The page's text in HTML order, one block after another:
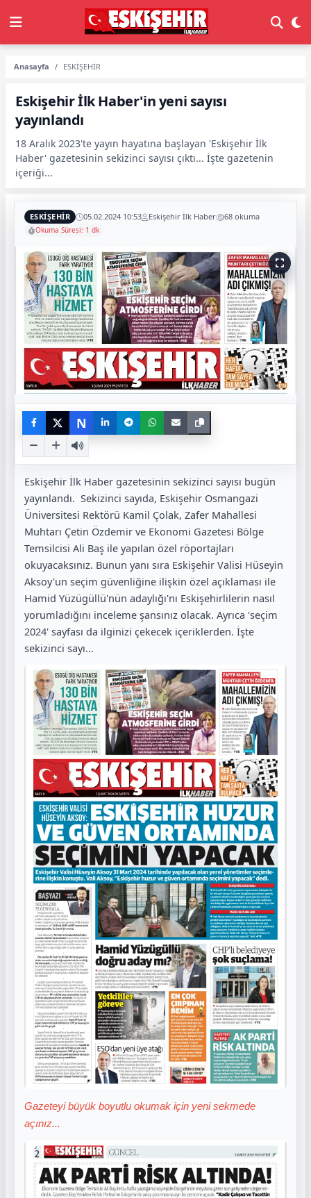
Anasayfa ESKİŞEHİR
Eskişehir İlk Haber'in yeni sayısı
yayınlandı
18 Aralık 2023'te yayın hayatına başlayan 'Eskişehir İlk
Haber' gazetesinin sekizinci sayısı çıktı... İşte gazetenin
içeriği...
ESKİŞEHİR 05.02.2024 10:53 Eskişehir İlk Haber 68 okuma
Okuma Süresi: 1 dk
N
Eskişehir İlk Haber gazetesinin sekizinci sayısı bugün
yayınlandı. Sekizinci sayıda, Eskişehir Osmangazi
Üniversitesi Rektörü Kamil Çolak, Zafer Mahallesi
Muhtarı Çetin Özdemir ve Ekonomi Gazetesi Bölge
Temsilcisi Ali Baş ile yapılan özel röportajları
okuyacaksınız. Bunun yanı sıra Eskişehir Valisi Hüseyin
Aksoy'un seçim güvenliğine ilişkin özel açıklaması ile
Hamid Yüzügüllü'nün adaylığı'nı Eskişehirlilerin nasıl
yorumladığını inceleme şansınız olacak. Ayrıca 'seçim
2024' sayfası da ilginizi çekecek içeriklerden. İşte
sekizinci sayı...
Gazeteyi büyük boyutlu okumak için yeni sekmede
açınız...